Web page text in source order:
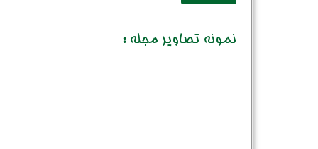
نمونه تصاویر مجله :